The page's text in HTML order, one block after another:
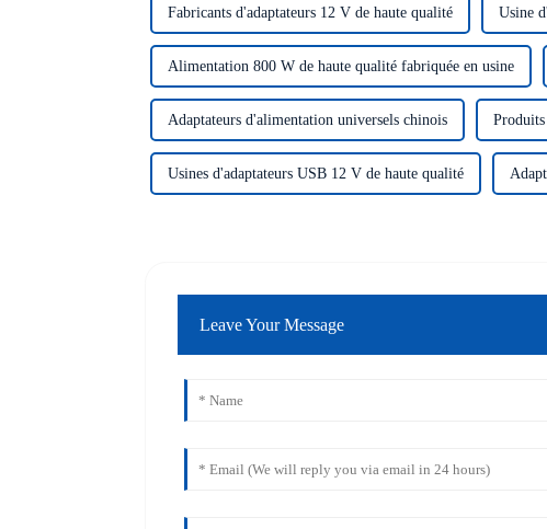
Fabricants d'adaptateurs 12 V de haute qualité Usine
Alimentation 800 W de haute qualité fabriquée en usine
Adaptateurs d'alimentation universels chinois
Usines d'adaptateurs USB 12 V de haute qualité
Leave Your Message